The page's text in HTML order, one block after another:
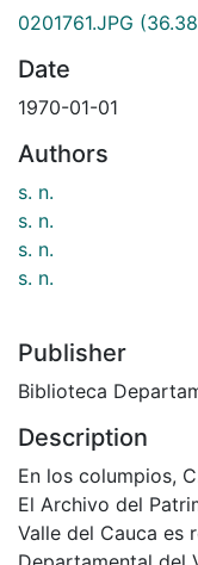
0201761.JPG
Date
1970-01-01
Authors
s. n.
s. n.
s. n.
s. n.
Publisher
Biblioteca
Description
En los columpios,
El Archivo del
Valle del Cauca es